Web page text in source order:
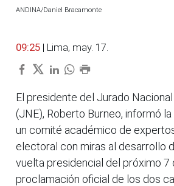
ANDINA/Daniel Bracamonte
09:25 | Lima, may. 17.
El presidente del Jurado
(JNE), Roberto Burneo, informó
un comité académico de
electoral con miras al desarrollo
vuelta presidencial del próximo 7
proclamación oficial de los dos